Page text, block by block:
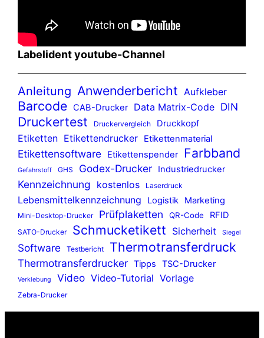
Labelident youtube-Channel
Anleitung Anwenderbericht Aufkleber
Barcode CAB-Drucker Data Matrix-Code DIN
Druckertest Druckervergleich Druckkopf
Etiketten Etikettendrucker Etikettenmaterial
Etikettensoftware Etikettenspender Farbband
Gefahrstoff GHS Godex-Drucker Industriedrucker
Kennzeichnung kostenlos Laserdruck
Lebensmittelkennzeichnung Logistik Marketing
Mini-Desktop-Drucker Prüfplaketten QR-Code RFID
SATO-Drucker Schmucketikett Sicherheit Siegel
Software Testbericht Thermotransferdruck
Thermotransferdrucker Tipps TSC-Drucker
Verklebung Video Video-Tutorial Vorlage
Zebra-Drucker